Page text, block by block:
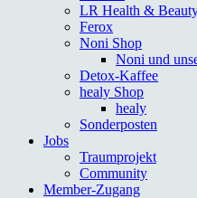
LR Health &
Ferox
Noni Shop
Noni und
Detox-Kaffee
healy Shop
healy
Sonderposten
Jobs
Traumprojekt
Community
Member-Zugang